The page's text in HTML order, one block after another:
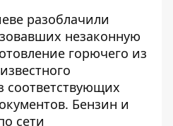
разоблачили
незаконную
горючего из
соответствующих
Бензин и
сети